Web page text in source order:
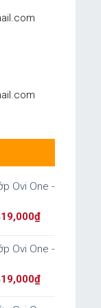
Ovi One -
was:
750,000₫.
₫Current
Ovi One -
₫Current